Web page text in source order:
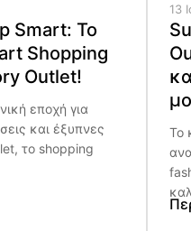
Smart: Το
Shopping
Outlet!
εποχή για
και έξυπνες
το shopping
13
Το